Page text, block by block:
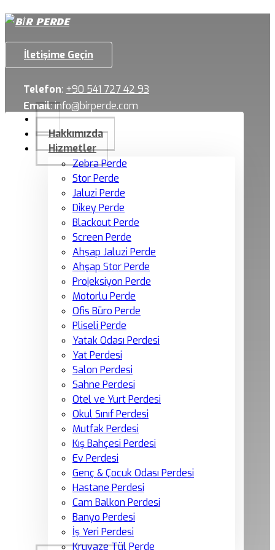
İletişime Geçin
Telefon: +90 541 727 42 93
Email:info@birperde.com
Hakkımızda
Hizmetler
Zebra Perde
Stor Perde
Jaluzi Perde
Dikey Perde
Blackout Perde
Screen Perde
Ahşap Jaluzi Perde
Ahşap Stor Perde
Projeksiyon Perde
Motorlu Perde
Ofis Büro Perde
Pliseli Perde
Yatak Odası Perdesi
Yat Perdesi
Salon Perdesi
Sahne Perdesi
Otel ve Yurt Perdesi
Okul Sınıf Perdesi
Mutfak Perdesi
Kış Bahçesi Perdesi
Ev Perdesi
Genç & Çocuk Odası Perdesi
Hastane Perdesi
Cam Balkon Perdesi
Banyo Perdesi
İş Yeri Perdesi
Kruvaze Tül Perde